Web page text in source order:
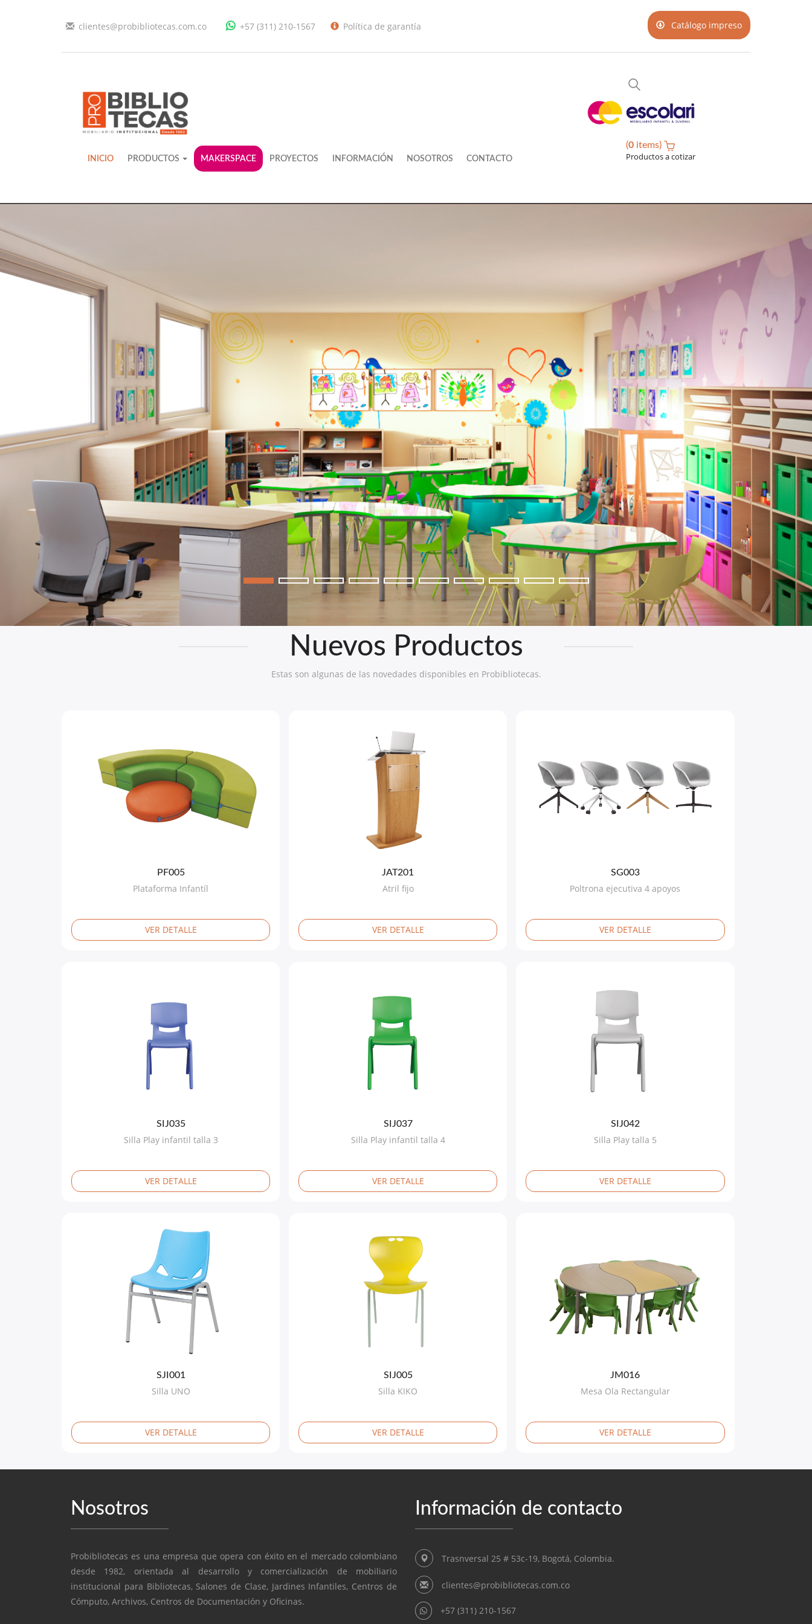
clientes@probibliotecas.com.co +57 (311) 210-1567 Política de garantía Catálogo impreso
INICIO PRODUCTOS MAKERSPACE PROYECTOS INFORMACIÓN NOSOTROS CONTACTO
(0 items)
Productos a cotizar
Nuevos Productos
Estas son algunas de las novedades disponibles en Probibliotecas.
PF005
Plataforma Infantíl
VER DETALLE
JAT201
Atril fijo
VER DETALLE
SG003
Poltrona ejecutiva 4 apoyos
VER DETALLE
SIJ035
Silla Play infantil talla 3
VER DETALLE
SIJ037
Silla Play infantil talla 4
VER DETALLE
SIJ042
Silla Play talla 5
VER DETALLE
SJI001
Silla UNO
VER DETALLE
SIJ005
Silla KIKO
VER DETALLE
JM016
Mesa Ola Rectangular
VER DETALLE
Nosotros
Probibliotecas es una empresa que opera con éxito en el mercado colombiano
desde 1982, orientada al desarrollo y comercialización de mobiliario
institucional para Bibliotecas, Salones de Clase, Jardines Infantiles, Centros de
Cómputo, Archivos, Centros de Documentación y Oficinas.
Información de contacto
Trasnversal 25 # 53c-19, Bogotá, Colombia.
clientes@probibliotecas.com.co
+57 (311) 210-1567